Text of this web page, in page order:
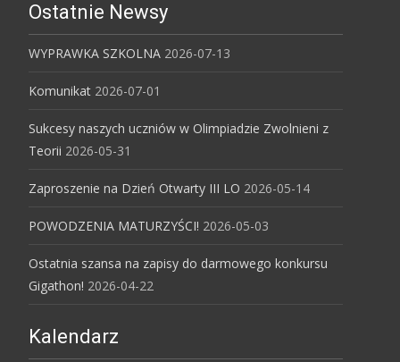
Ostatnie Newsy
WYPRAWKA SZKOLNA 2026-07-13
Komunikat 2026-07-01
Sukcesy naszych uczniów w Olimpiadzie Zwolnieni z
Teorii 2026-05-31
Zaproszenie na Dzień Otwarty III LO 2026-05-14
POWODZENIA MATURZYŚCI! 2026-05-03
Ostatnia szansa na zapisy do darmowego konkursu
Gigathon! 2026-04-22
Kalendarz